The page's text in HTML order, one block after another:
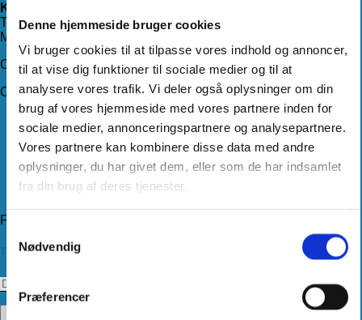
Denne hjemmeside bruger cookies
Vi bruger cookies til at tilpasse vores indhold og annoncer,
til at vise dig funktioner til sociale medier og til at
analysere vores trafik. Vi deler også oplysninger om din
brug af vores hjemmeside med vores partnere inden for
sociale medier, annonceringspartnere og analysepartnere.
Vores partnere kan kombinere disse data med andre
oplysninger, du har givet dem, eller som de har indsamlet
fra din brug af deres tjenester.
Nødvendig
Præferencer
Kontakt os
Telefon:71 99 75 88
Mail:
CVR: 33994680
Om Hjemmeudstyr
Om os
Handelsbetingelser
Levering
Kundeservice
Returnering
Privatlivspolitik
Følg os
Tilmeld dig vores nyhedsbrev